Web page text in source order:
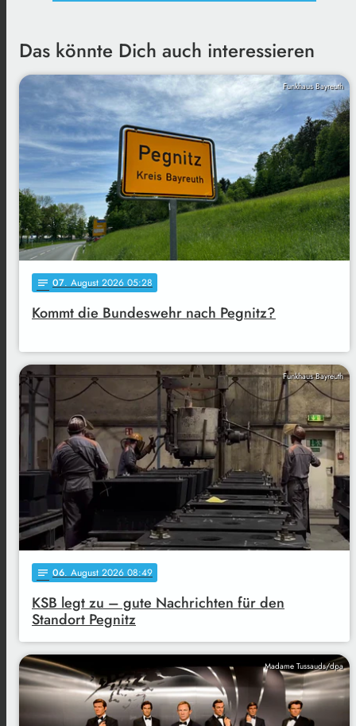
Das könnte Dich auch interessieren
Funkhaus Bayreuth
notes 07. August 2026 05:28
Kommt die Bundeswehr nach Pegnitz?
Funkhaus Bayreuth
notes 06. August 2026 08:49
KSB legt zu – gute Nachrichten für den
Standort Pegnitz
Madame Tussauds/dpa